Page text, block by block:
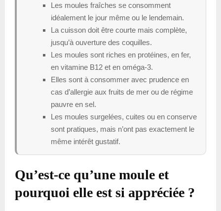
Les moules fraîches se consomment
idéalement le jour même ou le lendemain.
La cuisson doit être courte mais complète,
jusqu’à ouverture des coquilles.
Les moules sont riches en protéines, en fer,
en vitamine B12 et en oméga-3.
Elles sont à consommer avec prudence en
cas d’allergie aux fruits de mer ou de régime
pauvre en sel.
Les moules surgelées, cuites ou en conserve
sont pratiques, mais n’ont pas exactement le
même intérêt gustatif.
Qu’est-ce qu’une moule et
pourquoi elle est si appréciée ?